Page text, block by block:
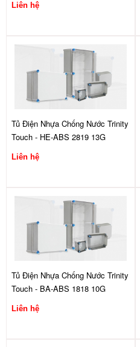
Liên hệ
Tủ Điện Nhựa Chống Nước Trinity
Touch - HE-ABS 2819 13G
Liên hệ
Tủ Điện Nhựa Chống Nước Trinity
Touch - BA-ABS 1818 10G
Liên hệ